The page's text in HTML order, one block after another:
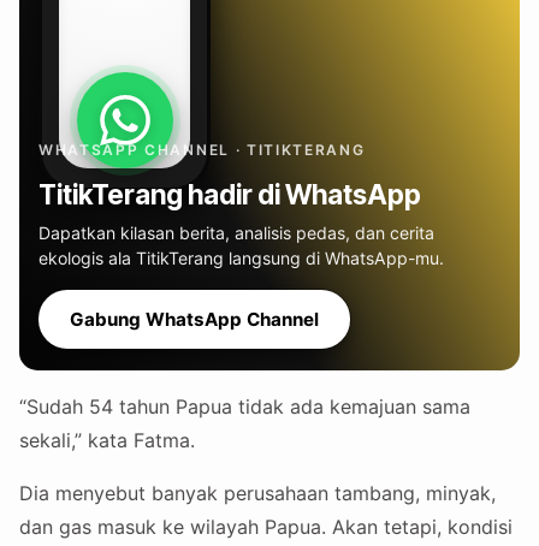
WHATSAPP CHANNEL · TITIKTERANG
TitikTerang hadir di WhatsApp
Dapatkan kilasan berita, analisis pedas, dan cerita
ekologis ala TitikTerang langsung di WhatsApp-mu.
Gabung WhatsApp Channel
“Sudah 54 tahun Papua tidak ada kemajuan sama
sekali,” kata Fatma.
Dia menyebut banyak perusahaan tambang, minyak,
dan gas masuk ke wilayah Papua. Akan tetapi, kondisi